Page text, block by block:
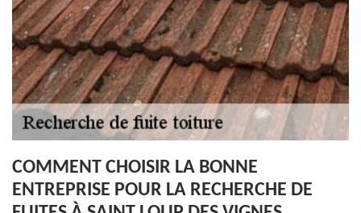
COMMENT CHOISIR LA BONNE
ENTREPRISE POUR LA RECHERCHE DE